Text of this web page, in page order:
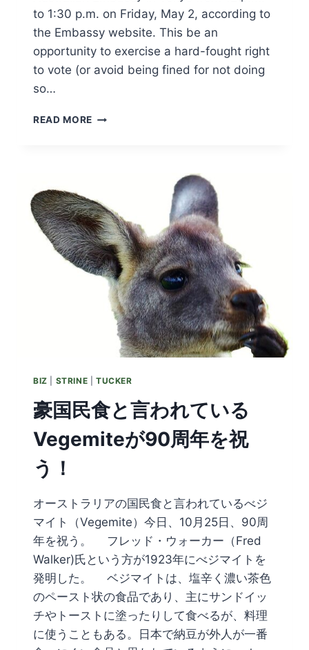
to 1:30 p.m. on Friday, May 2, according to
the Embassy website. This be an
opportunity to exercise a hard-fought right
to vote (or avoid being fined for not doing
so…
READ MORE SNAG
NUTJOBS
STRIP
VOTING
RIGHTS
BIZ STRINE TUCKER
豪国民食と言われている
Vegemiteが90周年を祝
う！
オーストラリアの国民食と言われているべジ
マイト（Vegemite）今日、10月25日、90周
年を祝う。 フレッド・ウォーカー（Fred
Walker)氏という方が1923年にべジマイトを
発明した。 ベジマイトは、塩辛く濃い茶色
のペースト状の食品であり、主にサンドイッ
チやトーストに塗ったりして食べるが、料理
に使うこともある。日本で納豆が外人が一番